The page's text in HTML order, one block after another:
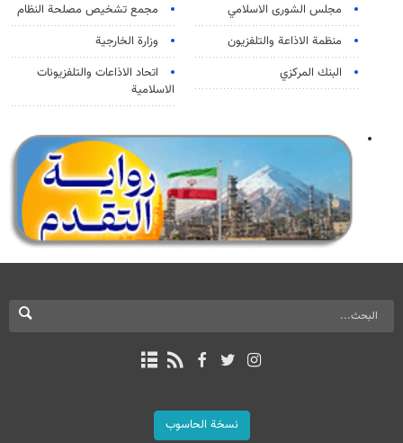
مجلس الشورى الاسلامي
مجمع تشخيص مصلحة النظام
منظمة الاذاعة والتلفزیون
وزارة الخارجية
البنك المركزي
اتحاد الاذاعات والتلفزيونات
الاسلامية
نسخة الحاسوب